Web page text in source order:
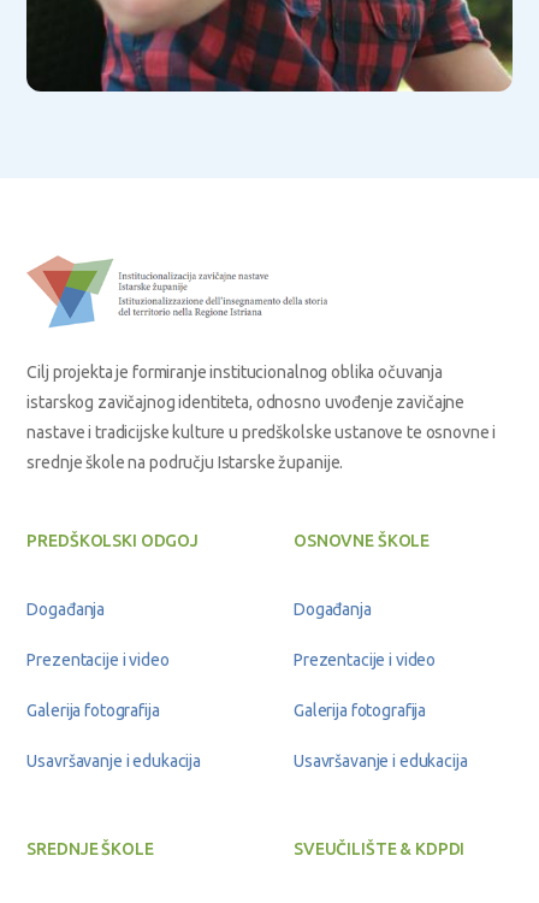
Cilj projekta je formiranje institucionalnog oblika očuvanja
istarskog zavičajnog identiteta, odnosno uvođenje zavičajne
nastave i tradicijske kulture u predškolske ustanove te osnovne i
srednje škole na području Istarske županije.
PREDŠKOLSKI ODGOJ
Događanja
Prezentacije i video
Galerija fotografija
Usavršavanje i edukacija
OSNOVNE ŠKOLE
Događanja
Prezentacije i video
Galerija fotografija
Usavršavanje i edukacija
SREDNJE ŠKOLE SVEUČILIŠTE & KDPDI